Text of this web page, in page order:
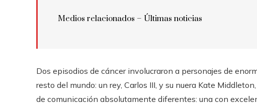
Medios relacionados – Últimas noticias
Dos episodios de cáncer involucraron a personajes de
resto del mundo: un rey, Carlos III, y su nuera Kate
de comunicación absolutamente diferentes: una con